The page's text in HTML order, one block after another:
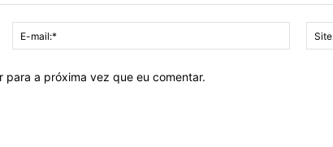
Nome:*
mail:*
para a próxima vez que eu comentar.